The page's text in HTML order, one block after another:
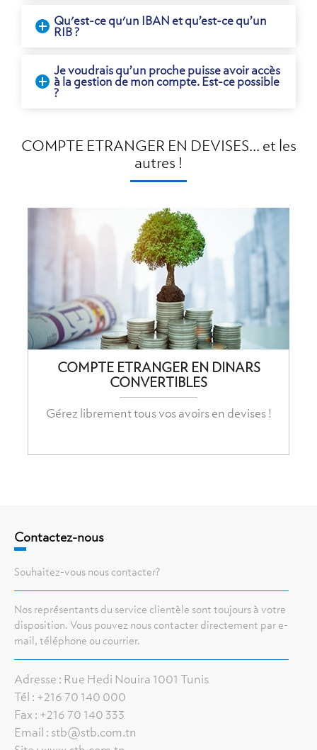
Qu'est-ce qu'un IBAN et qu’est-ce qu’un
RIB ?
Je voudrais qu’un proche puisse avoir accès
à la gestion de mon compte. Est-ce possible
?
COMPTE ETRANGER EN DEVISES... et les
autres !
COMPTE ETRANGER EN DINARS
CONVERTIBLES
Gérez librement tous vos avoirs en devises !
Contactez-nous
Souhaitez-vous nous contacter?
Nos représentants du service clientèle sont toujours à votre
disposition. Vous pouvez nous contacter directement par e-
mail, téléphone ou courrier.
Adresse : Rue Hedi Nouira 1001 Tunis
Tél : +216 70 140 000
Fax : +216 70 140 333
Email : stb@stb.com.tn